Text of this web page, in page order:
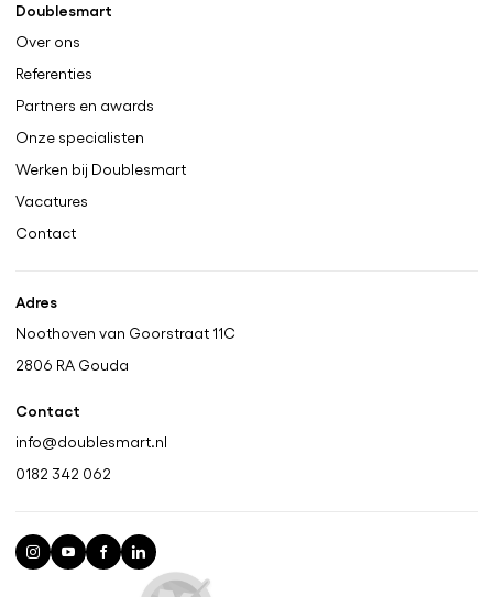
Doublesmart
Over ons
Referenties
Partners en awards
Onze specialisten
Werken bij Doublesmart
Vacatures
Contact
Adres
Noothoven van Goorstraat 11C
2806 RA Gouda
Contact
info@doublesmart.nl
0182 342 062